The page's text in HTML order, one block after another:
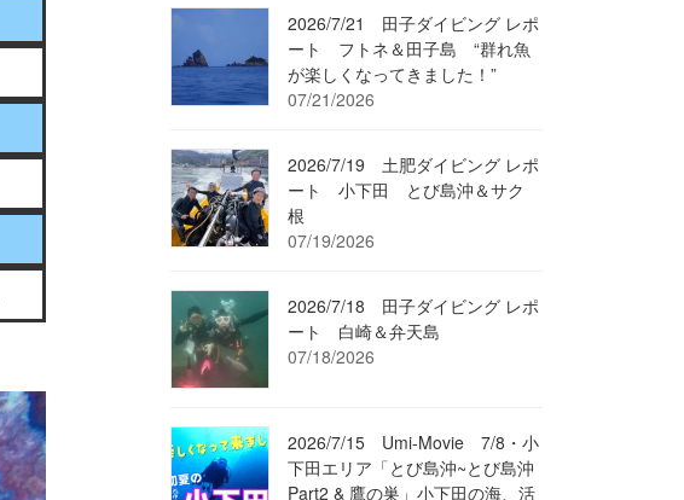
2026/7/21 田子ダイビング レポ
ート フトネ＆田子島 “群れ魚
が楽しくなってきました！”
07/21/2026
2026/7/19 土肥ダイビング レポ
ート 小下田 とび島沖＆サク
根
07/19/2026
2026/7/18 田子ダイビング レポ
ート 白崎＆弁天島
07/18/2026
2026/7/15 Umi-Movie 7/8・小
下田エリア「とび島沖~とび島沖
Part2 & 鷹の巣」小下田の海、活